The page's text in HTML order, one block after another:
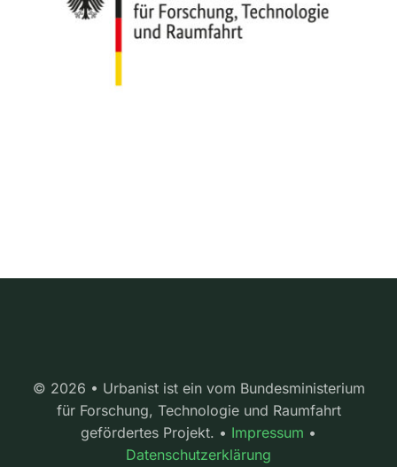
© 2026 • Urbanist ist ein vom Bundesministerium
für Forschung, Technologie und Raumfahrt
gefördertes Projekt. • Impressum •
Datenschutzerklärung